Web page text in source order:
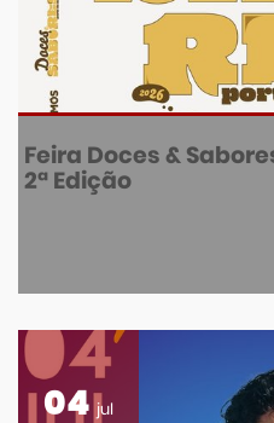
Feira Doces &
2ª Edição
04 jul